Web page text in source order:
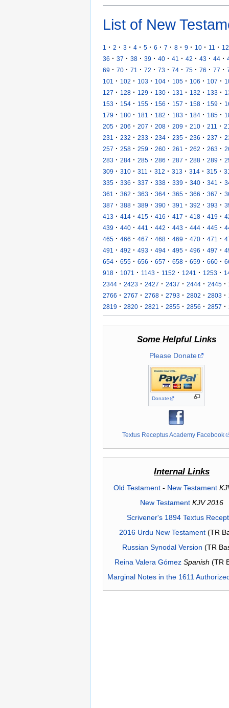
List of New
1 · 2 · 3 · 4 · 5 · 6 · 7 · 8 · 9 · 10 · 11 · 12
36 · 37 · 38 · 39 · 40 · 41 · 42 · 43 · 44 ·
69 · 70 · 71 · 72 · 73 · 74 · 75 · 76 · 77 ·
101
· 102 · 103 · 104 · 105 · 106 · 107 ·
127 · 128 · 129 · 130 · 131 · 132 · 133 ·
153 · 154 · 155 · 156 · 157 · 158 · 159 ·
179 · 180 · 181 · 182 · 183 · 184 · 185 ·
205 · 206 · 207 · 208 · 209 · 210 · 211 ·
231
· 232 · 233 · 234 · 235 · 236 · 237 ·
257 · 258 · 259 · 260 · 261 · 262 · 263 ·
283 · 284 · 285 · 286 · 287 · 288 · 289 ·
309 · 310 · 311 · 312 · 313 · 314 · 315 ·
335 · 336 · 337 · 338 · 339 · 340 · 341 ·
361
· 362 · 363 · 364 · 365 · 366 · 367 ·
387 · 388 · 389 · 390 · 391 · 392 · 393 ·
413 · 414 · 415 · 416 · 417 · 418 · 419 ·
439 · 440 · 441 · 442 · 443 · 444 · 445 ·
465 · 466 · 467 · 468 · 469 · 470 · 471 ·
491
· 492 · 493 · 494 · 495 · 496 · 497 ·
654 · 655 · 656 · 657 · 658 · 659 · 660 ·
918 · 1071 · 1143 · 1152 · 1241 · 1253 ·
2344 · 2423 · 2427 · 2437 · 2444 · 2445 ·
2766 · 2767 · 2768 · 2793 · 2802 · 2803 ·
2819 · 2820 · 2821 · 2855 · 2856 · 2857 ·
Some Helpful Links
Please Donate
Donate
Textus Receptus Academy Facebook
Internal Links
Old Testament- New Testament
New Testament KJV 2016
Scrivener's 1894 Textus
2016 Urdu New Testament(TR
Russian Synodal Version (TR
Reina Valera Gómez Spanish (TR
Marginal Notes in the 1611